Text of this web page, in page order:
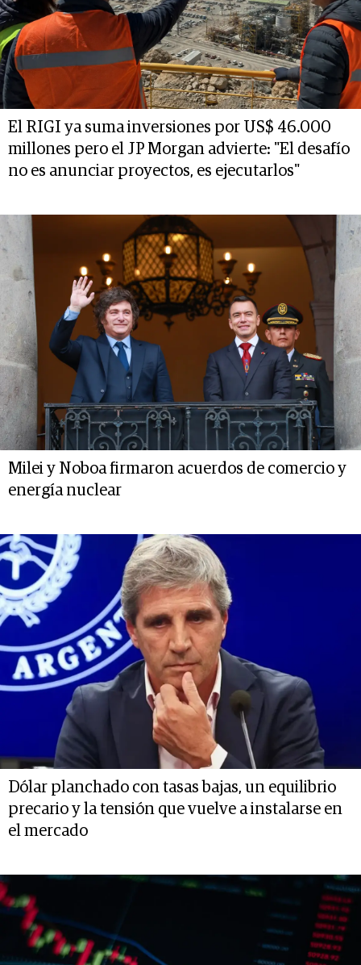
El RIGI ya suma inversiones por US$ 46.000
millones pero el JP Morgan advierte: "El desafío
no es anunciar proyectos, es ejecutarlos"
Milei y Noboa firmaron acuerdos de comercio y
energía nuclear
Dólar planchado con tasas bajas, un equilibrio
precario y la tensión que vuelve a instalarse en
el mercado